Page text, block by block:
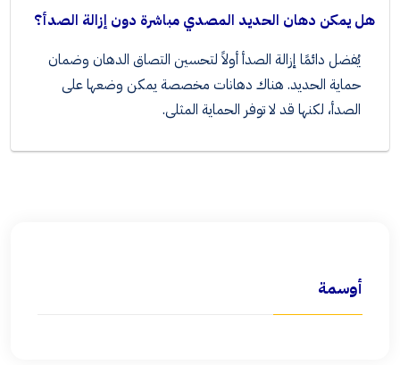
هل يمكن دهان الحديد المصدي مباشرة دون إزالة الصدأ؟
يُفضل دائمًا إزالة الصدأ أولاً لتحسين التصاق الدهان وضمان
حماية الحديد. هناك دهانات مخصصة يمكن وضعها على
الصدأ، لكنها قد لا توفر الحماية المثلى.
أوسمة